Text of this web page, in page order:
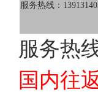
服务热线：
服务热
国内往